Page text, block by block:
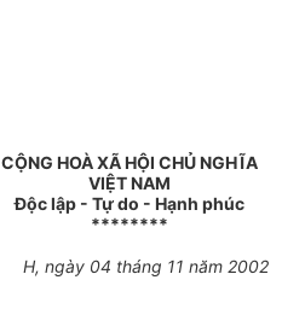
CỘNG HOÀ XÃ HỘI CHỦ NGHĨA
VIỆT NAM
Độc lập - Tự do - Hạnh phúc
********
H, ngày 04 tháng 11 năm 2002